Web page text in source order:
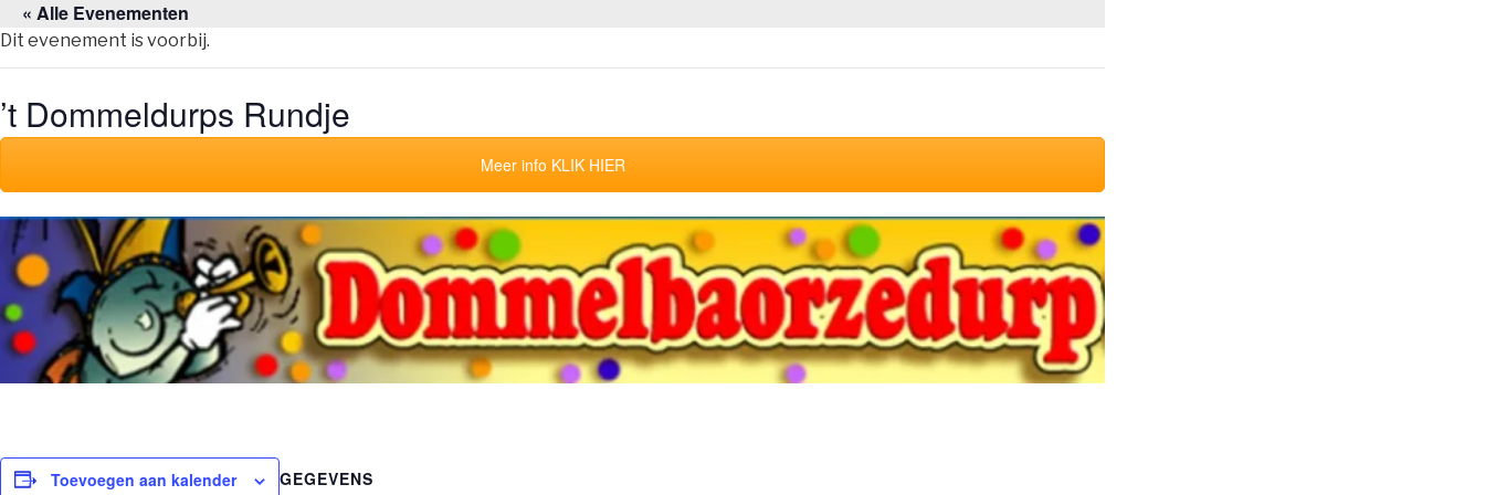
Naar
de
inhoud
« Alle Evenementen
Dit evenement is voorbij.
’t Dommeldurps Rundje
Meer info KLIK HIER
Toevoegen aan kalender
GEGEVENS